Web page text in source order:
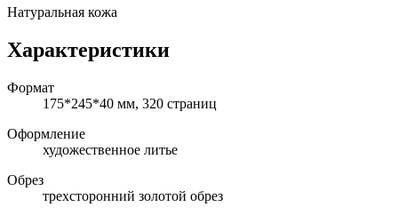
Натуральная кожа
Характеристики
Формат
175*245*40 мм, 320 страниц
Оформление
художественное литье
Обрез
трехсторонний золотой обрез